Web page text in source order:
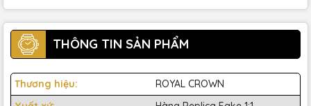
THÔNG TIN SẢN PHẨM
Thương hiệu:
ROYAL CROWN